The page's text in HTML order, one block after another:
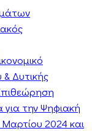
Δυτικής
την Ψηφιακή
2024 και